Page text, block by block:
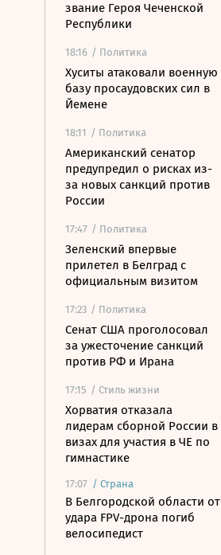
звание Героя Чеченской
Республики
18:16 / Политика
Хуситы атаковали военную
базу просаудовских сил в
Йемене
18:11 / Политика
Американский сенатор
предупредил о рисках из-
за новых санкций против
России
17:47 / Политика
Зеленский впервые
прилетел в Белград с
официальным визитом
17:23 / Политика
Сенат США проголосовал
за ужесточение санкций
против РФ и Ирана
17:15 / Стиль жизни
Хорватия отказала
лидерам сборной России в
визах для участия в ЧЕ по
гимнастике
17:07 / Страна
В Белгородской области от
удара FPV-дрона погиб
велосипедист